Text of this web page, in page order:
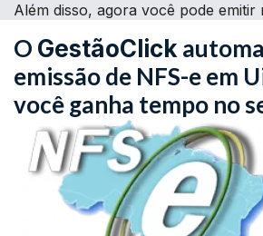
Além disso, agora você pode
O GestãoClick
emissão de NFS-e em
você ganha tempo no